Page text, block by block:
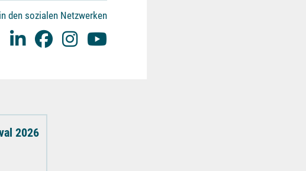
den sozialen Netzwerken
2026